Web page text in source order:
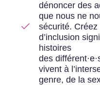
dénoncer des
que nous ne
sécurité.
d’inclusion
histoires
des
vivent à
genre, de la